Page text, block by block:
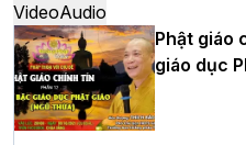
Học yêu thương trong
tư của Khóa sinh hoạt Phật
hè tại chùa Bằng
VideoAudio
Phật giáo
giáo dục